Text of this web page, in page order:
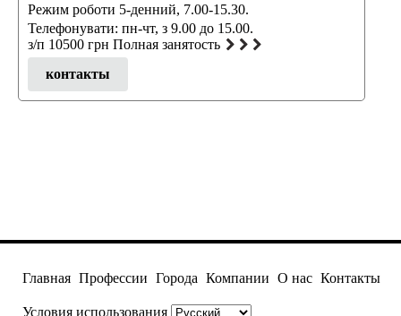
Режим роботи 5-денний, 7.00-15.30.
Телефонувати: пн-чт, з 9.00 до 15.00.
з/п 10500 грн Полная занятость
контакты
Главная Профессии Города Компании О нас Контакты
Условия использования